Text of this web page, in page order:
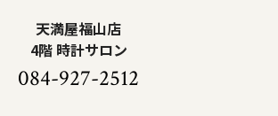
天満屋福山店
4階 時計サロン
084-927-2512